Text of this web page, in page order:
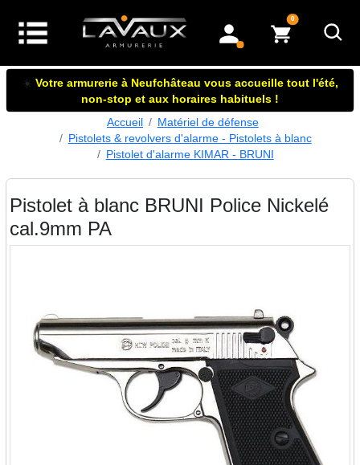
mon compte
0articles dans le panier
☀️ Votre armurerie à Neufchâteau vous accueille tout l'été,
non-stop et aux horaires habituels !
Accueil
Matériel de défense
Pistolets & revolvers d'alarme - Pistolets à blanc
Pistolet d'alarme KIMAR - BRUNI
Pistolet à blanc BRUNI Police Nickelé
cal.9mm PA